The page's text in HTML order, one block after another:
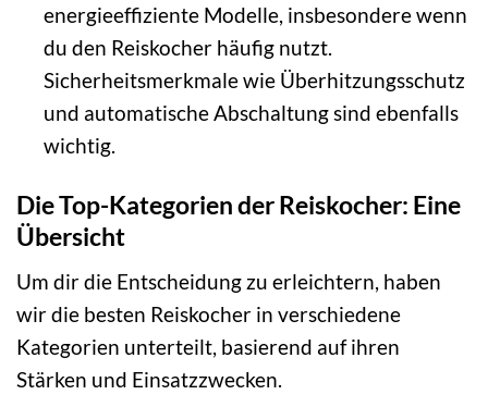
energieeffiziente Modelle, insbesondere wenn
du den Reiskocher häufig nutzt.
Sicherheitsmerkmale wie Überhitzungsschutz
und automatische Abschaltung sind ebenfalls
wichtig.
Die Top-Kategorien der Reiskocher: Eine
Übersicht
Um dir die Entscheidung zu erleichtern, haben
wir die besten Reiskocher in verschiedene
Kategorien unterteilt, basierend auf ihren
Stärken und Einsatzzwecken.